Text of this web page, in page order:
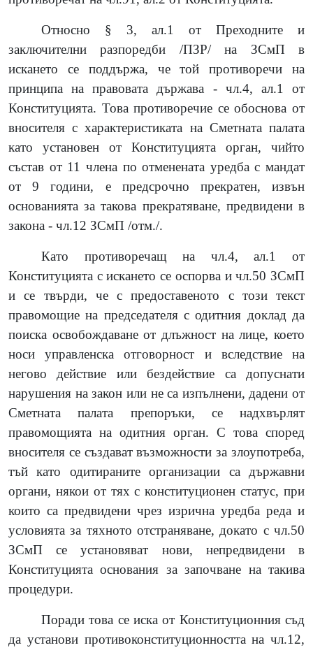
Относно § 3, ал.1 от Преходните и
заключителни разпоредби /ПЗР/ на ЗСмП в
искането се поддържа, че той противоречи на
принципа на правовата държава - чл.4, ал.1 от
Конституцията. Това противоречие се обоснова от
вносителя с характеристиката на Сметната палата
като установен от Конституцията орган, чийто
състав от 11 члена по отменената уредба с мандат
от 9 години, е предсрочно прекратен, извън
основанията за такова прекратяване, предвидени в
закона - чл.12 ЗСмП /отм./.
Като противоречащ на чл.4, ал.1 от
Конституцията с искането се оспорва и чл.50 ЗСмП
и се твърди, че с предоставеното с този текст
правомощие на председателя с одитния доклад да
поиска освобождаване от длъжност на лице, което
носи управленска отговорност и вследствие на
негово действие или бездействие са допуснати
нарушения на закон или не са изпълнени, дадени от
Сметната палата препоръки, се надхвърлят
правомощията на одитния орган. С това според
вносителя се създават възможности за злоупотреба,
тъй като одитираните организации са държавни
органи, някои от тях с конституционен статус, при
които са предвидени чрез изрична уредба реда и
условията за тяхното отстраняване, докато с чл.50
ЗСмП се установяват нови, непредвидени в
Конституцията основания за започване на такива
процедури.
Поради това се иска от Конституционния съд
да установи противоконституционността на чл.12,